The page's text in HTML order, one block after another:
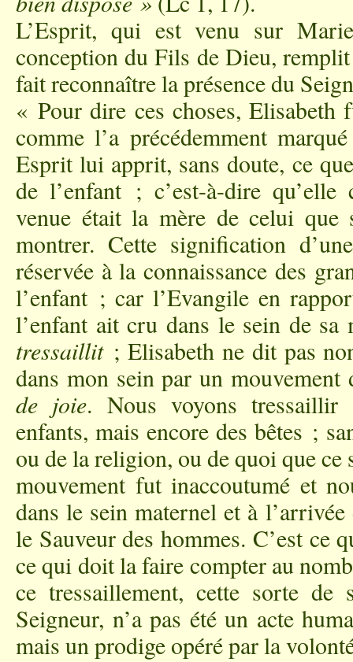
L’Esprit, qui est venu sur
conception du Fils de Dieu,
fait reconnaître la présence du
« Pour dire ces choses,
comme l’a précédemment
Esprit lui apprit, sans doute, ce
de l’enfant ; c’est-à-dire
venue était la mère de celui que
montrer. Cette signification
réservée à la connaissance des
l’enfant ; car l’Evangile en
l’enfant ait cru dans le sein de sa
tressaillit; Elisabeth ne dit pas
dans mon sein par un
de joie. Nous voyons tressaillir
enfants, mais encore des bêtes ;
ou de la religion, ou de quoi que
mouvement fut inaccoutumé et
dans le sein maternel et à
le Sauveur des hommes. C’est ce
ce qui doit la faire compter au
ce tressaillement, cette sorte
Seigneur, n’a pas été un acte
mais un prodige opéré par la